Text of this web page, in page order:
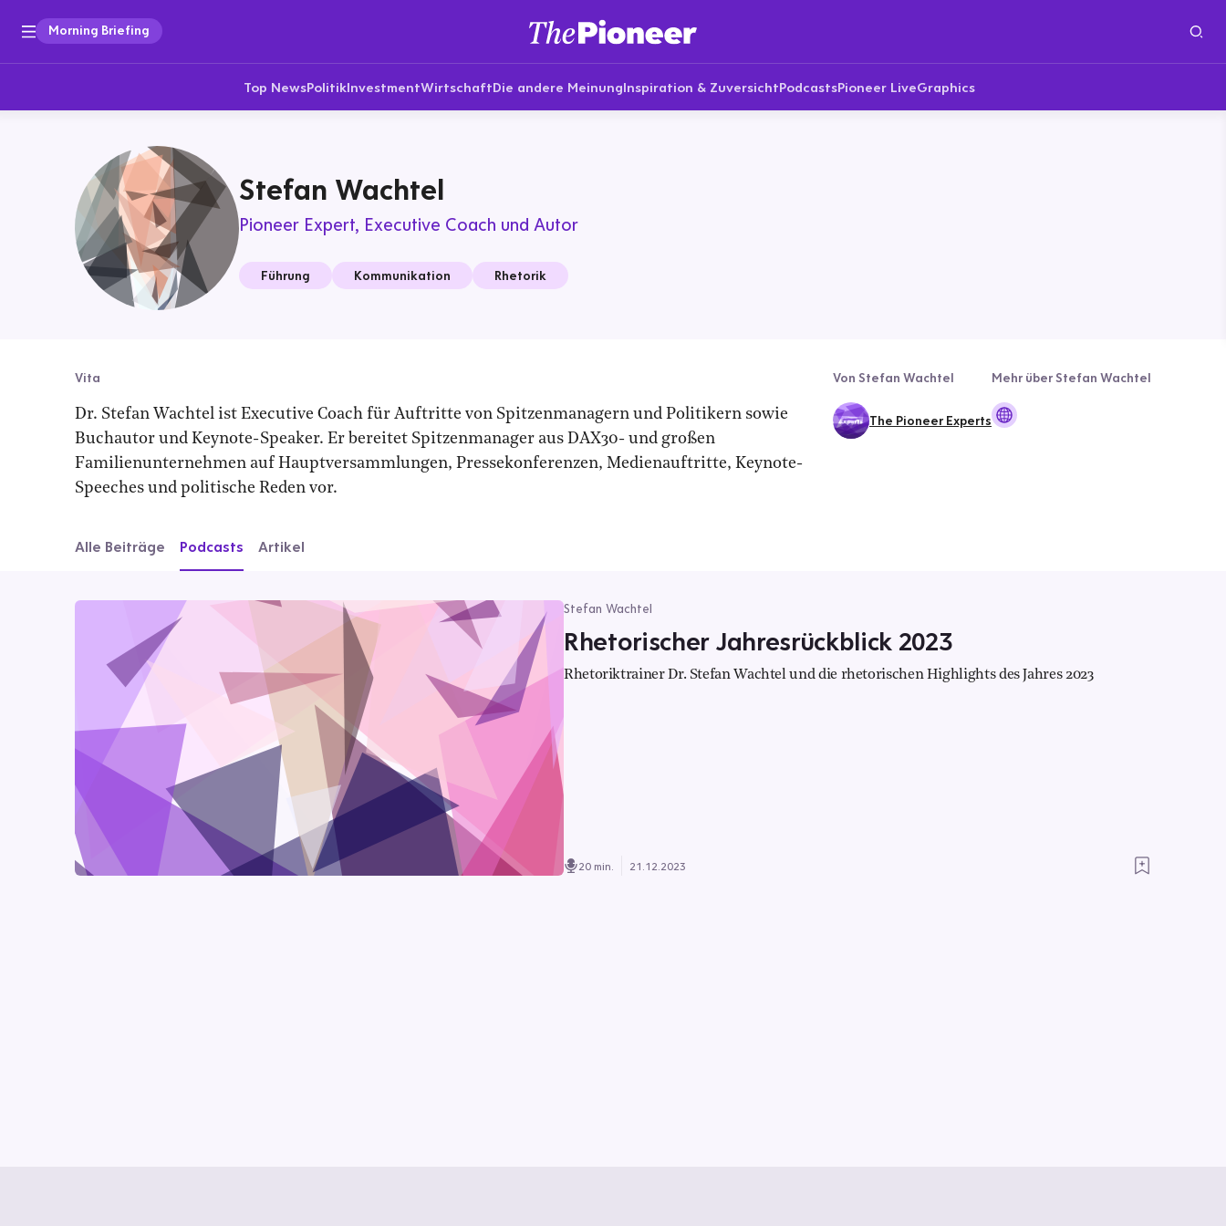
Morning Briefing
Top NewsPolitikInvestmentWirtschaftDie andere MeinungInspiration & ZuversichtPodcastsPioneer LiveGraphics
Stefan Wachtel
Pioneer Expert Executive Coach und Autor
Führung Kommunikation Rhetorik
Vita
Dr. Stefan Wachtel ist Executive Coach für Auftritte von Spitzenmanagern und Politikern sowie
Buchautor und Keynote-Speaker. Er bereitet Spitzenmanager aus DAX30- und großen
Familienunternehmen auf Hauptversammlungen, Pressekonferenzen, Medienauftritte, Keynote-
Speeches und politische Reden vor.
Von Stefan Wachtel
The Pioneer Experts
Mehr über Stefan Wachtel
Alle Beiträge Podcasts Artikel
Stefan Wachtel
Rhetorischer Jahresrückblick 2023
Rhetoriktrainer Dr. Stefan Wachtel und die rhetorischen Highlights des Jahres 2023
20 min. 21.12.2023